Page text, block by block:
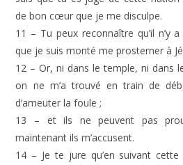
de bon cœur que je me disculpe.
11 – Tu peux reconnaître qu’il n’y
que je suis monté me prosterner à
12 – Or, ni dans le temple, ni dans
on ne m’a trouvé en train de
d’ameuter la foule ;
13 – et ils ne peuvent pas
maintenant ils m’accusent.
14 – Je te jure qu’en suivant cette